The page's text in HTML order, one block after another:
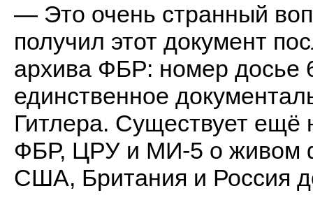
— Это очень странный
получил этот документ
архива ФБР: номер досье
единственное
Гитлера. Существует ещё
ФБР, ЦРУ и МИ-5 о живом
США, Британия и Россия